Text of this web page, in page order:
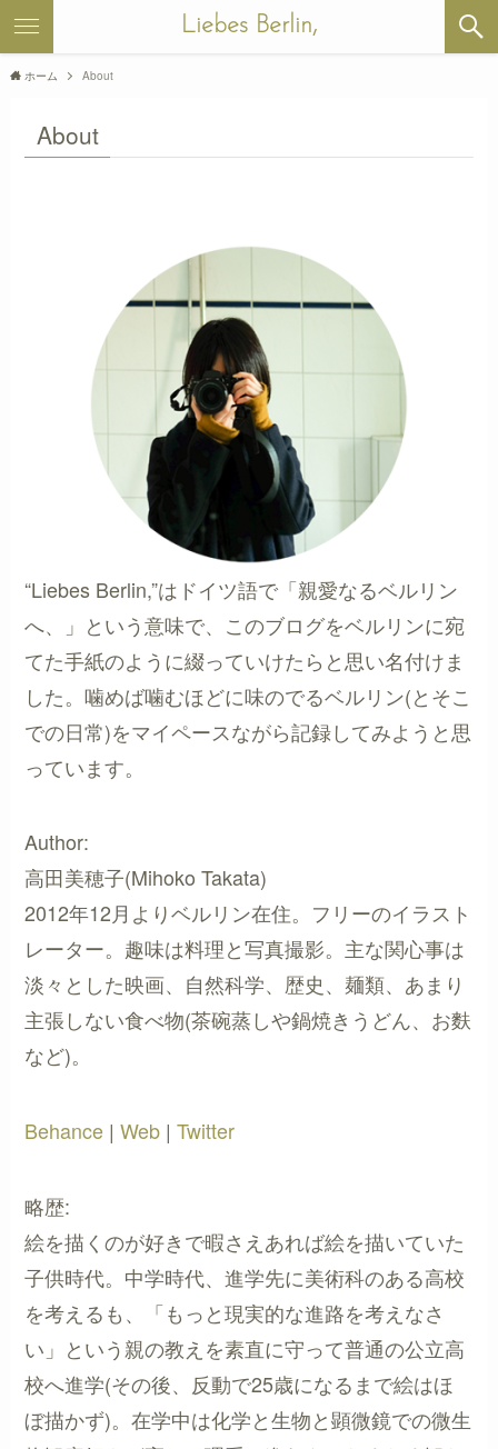
Liebes Berlin,
ホーム About
About
“Liebes Berlin,”はドイツ語で「親愛なるベルリン
へ、」という意味で、このブログをベルリンに宛
てた手紙のように綴っていけたらと思い名付けま
した。噛めば噛むほどに味のでるベルリン(とそこ
での日常)をマイペースながら記録してみようと思
っています。
Author:
高田美穂子(Mihoko Takata)
2012年12月よりベルリン在住。フリーのイラスト
レーター。趣味は料理と写真撮影。主な関心事は
淡々とした映画、自然科学、歴史、麺類、あまり
主張しない食べ物(茶碗蒸しや鍋焼きうどん、お麩
など)。
Behance |Web |Twitter
略歴:
絵を描くのが好きで暇さえあれば絵を描いていた
子供時代。中学時代、進学先に美術科のある高校
を考えるも、「もっと現実的な進路を考えなさ
い」という親の教えを素直に守って普通の公立高
校へ進学(その後、反動で25歳になるまで絵はほ
ぼ描かず)。在学中は化学と生物と顕微鏡での微生